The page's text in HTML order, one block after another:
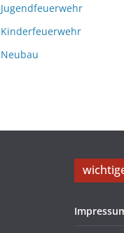
Jugendfeuerwehr
Kinderfeuerwehr
Neubau